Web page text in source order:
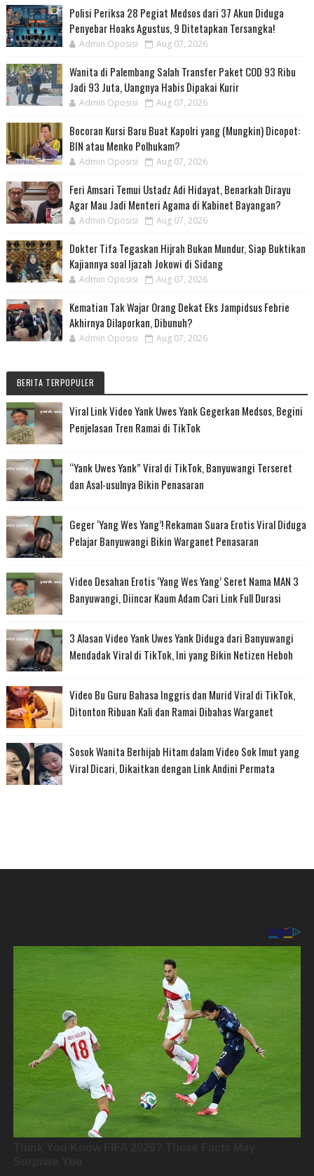
Polisi Periksa 28 Pegiat Medsos dari 37 Akun Diduga
Penyebar Hoaks Agustus, 9 Ditetapkan Tersangka!
Admin Oposisi Aug 07, 2026
Wanita di Palembang Salah Transfer Paket COD 93 Ribu
Jadi 93 Juta, Uangnya Habis Dipakai Kurir
Admin Oposisi Aug 07, 2026
Bocoran Kursi Baru Buat Kapolri yang (Mungkin) Dicopot:
BIN atau Menko Polhukam?
Admin Oposisi Aug 07, 2026
Feri Amsari Temui Ustadz Adi Hidayat, Benarkah Dirayu
Agar Mau Jadi Menteri Agama di Kabinet Bayangan?
Admin Oposisi Aug 07, 2026
Dokter Tifa Tegaskan Hijrah Bukan Mundur, Siap Buktikan
Kajiannya soal Ijazah Jokowi di Sidang
Admin Oposisi Aug 07, 2026
Kematian Tak Wajar Orang Dekat Eks Jampidsus Febrie
Akhirnya Dilaporkan, Dibunuh?
Admin Oposisi Aug 07, 2026
BERITA TERPOPULER
Viral Link Video Yank Uwes Yank Gegerkan Medsos, Begini
Penjelasan Tren Ramai di TikTok
“Yank Uwes Yank” Viral di TikTok, Banyuwangi Terseret
dan Asal-usulnya Bikin Penasaran
Geger ‘Yang Wes Yang’! Rekaman Suara Erotis Viral Diduga
Pelajar Banyuwangi Bikin Warganet Penasaran
Video Desahan Erotis ‘Yang Wes Yang’ Seret Nama MAN 3
Banyuwangi, Diincar Kaum Adam Cari Link Full Durasi
3 Alasan Video Yank Uwes Yank Diduga dari Banyuwangi
Mendadak Viral di TikTok, Ini yang Bikin Netizen Heboh
Video Bu Guru Bahasa Inggris dan Murid Viral di TikTok,
Ditonton Ribuan Kali dan Ramai Dibahas Warganet
Sosok Wanita Berhijab Hitam dalam Video Sok Imut yang
Viral Dicari, Dikaitkan dengan Link Andini Permata